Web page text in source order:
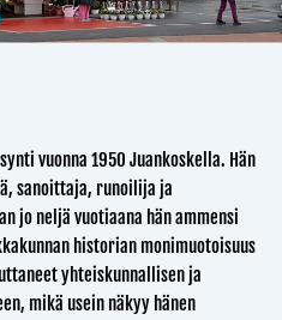
vuonna 1950 Juankoskella. Hän
sanoittaja, runoilija ja
jo neljä vuotiaana hän ammensi
historian monimuotoisuus
yhteiskunnallisen ja
mikä usein näkyy hänen